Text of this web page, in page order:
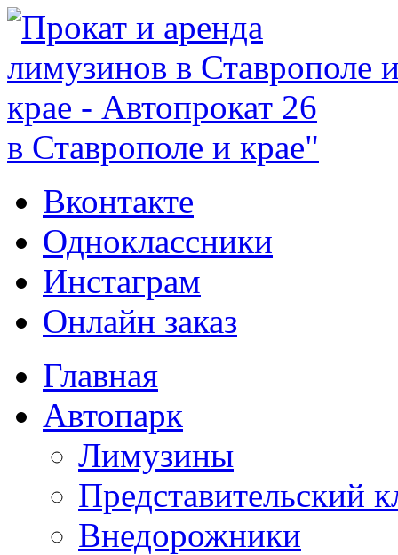
в Ставрополе и крае"
Вконтакте
Одноклассники
Инстаграм
Онлайн заказ
Главная
Автопарк
Лимузины
Представительский
Внедорожники